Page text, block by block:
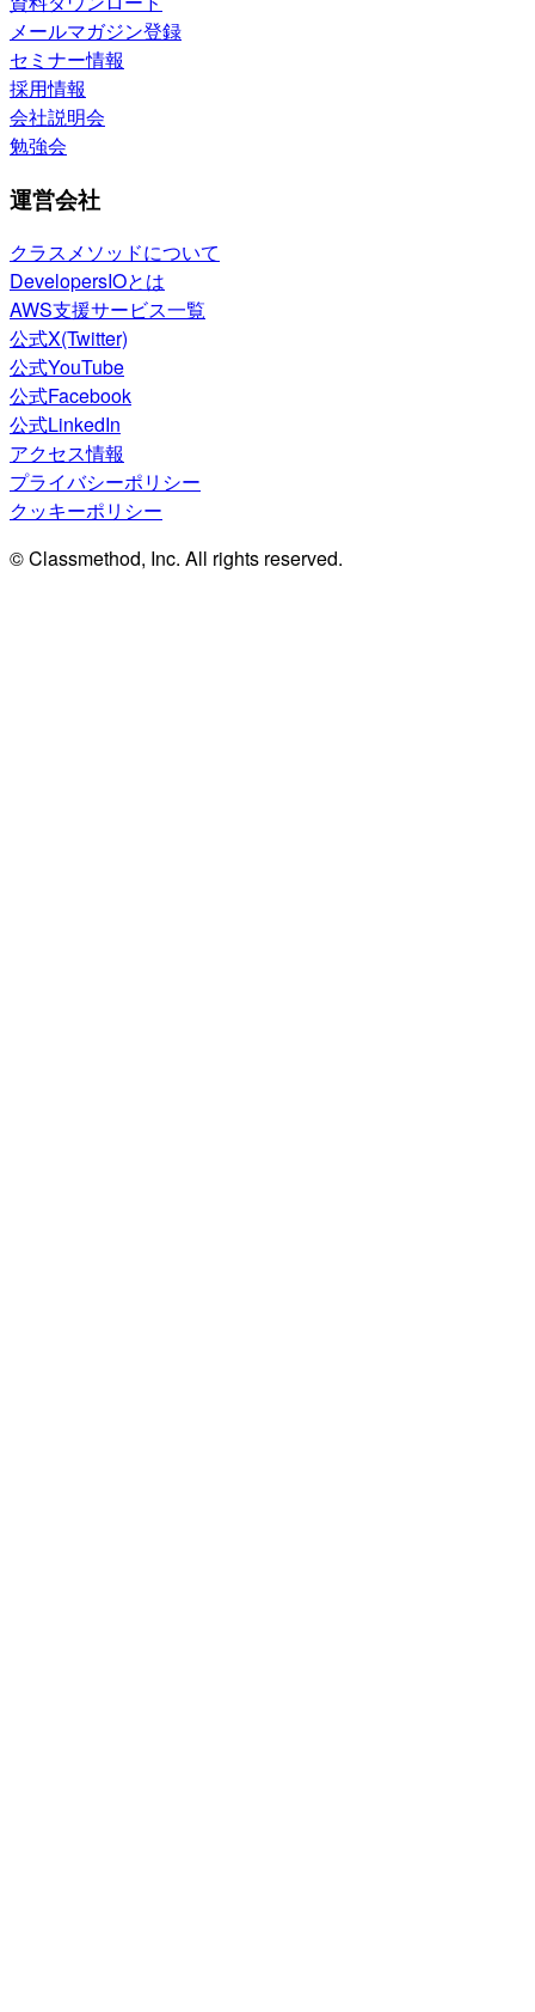
メールマガジン登録
セミナー情報
採用情報
会社説明会
勉強会
運営会社
クラスメソッドについて
DevelopersIOとは
AWS支援サービス一覧
公式X(Twitter)
公式YouTube
公式Facebook
公式LinkedIn
アクセス情報
プライバシーポリシー
クッキーポリシー
© Classmethod, Inc. All rights reserved.